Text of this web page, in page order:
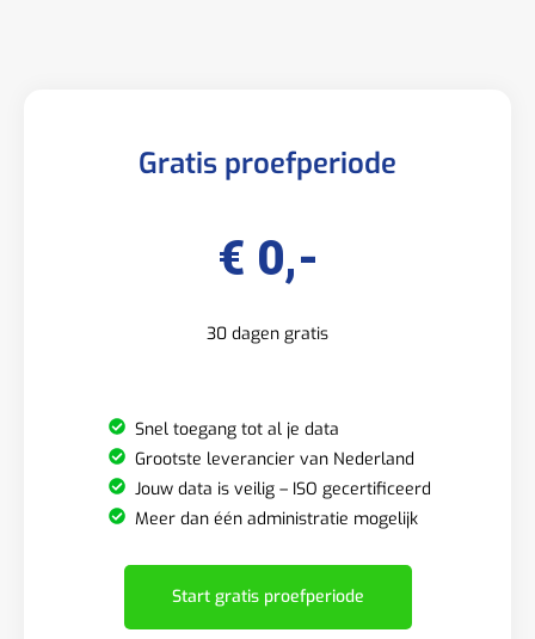
Gratis proefperiode
€ 0,-
30 dagen gratis
Snel toegang tot al je data
Grootste leverancier van Nederland
Jouw data is veilig – ISO gecertificeerd
Meer dan één administratie mogelijk
Start gratis proefperiode